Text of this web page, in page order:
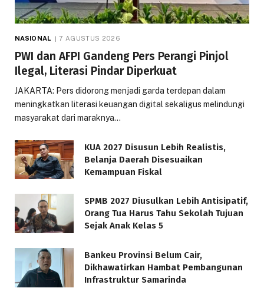
NASIONAL 7 AGUSTUS 2026
PWI dan AFPI Gandeng Pers Perangi Pinjol
Ilegal, Literasi Pindar Diperkuat
JAKARTA: Pers didorong menjadi garda terdepan dalam
meningkatkan literasi keuangan digital sekaligus melindungi
masyarakat dari maraknya…
KUA 2027 Disusun Lebih Realistis,
Belanja Daerah Disesuaikan
Kemampuan Fiskal
SPMB 2027 Diusulkan Lebih Antisipatif,
Orang Tua Harus Tahu Sekolah Tujuan
Sejak Anak Kelas 5
Bankeu Provinsi Belum Cair,
Dikhawatirkan Hambat Pembangunan
Infrastruktur Samarinda